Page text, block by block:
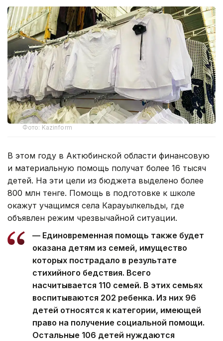
Фото: Kazinform
В этом году в Актюбинской области финансовую
и материальную помощь получат более 16 тысяч
детей. На эти цели из бюджета выделено более
800 млн тенге. Помощь в подготовке к школе
окажут учащимся села Карауылкельды, где
объявлен режим чрезвычайной ситуации.
— Единовременная помощь также будет
оказана детям из семей, имущество
которых пострадало в результате
стихийного бедствия. Всего
насчитывается 110 семей. В этих семьях
воспитываются 202 ребенка. Из них 96
детей относятся к категории, имеющей
право на получение социальной помощи.
Остальные 106 детей нуждаются